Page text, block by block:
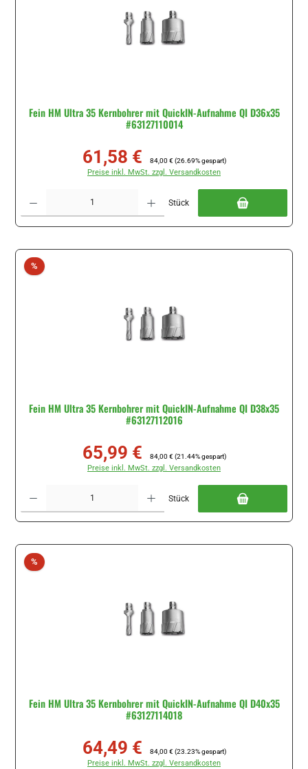
Fein HM Ultra 35 Kernbohrer mit QuickIN-Aufnahme QI D36x35
#63127110014
Verkaufspreis:
61,58 € Regulärer Preis:
84,00 € (26.69% gespart)
Preise inkl. MwSt. zzgl. Versandkosten
Stück
%Rabatt
Fein HM Ultra 35 Kernbohrer mit QuickIN-Aufnahme QI D38x35
#63127112016
Verkaufspreis:
65,99 € 84,00 € (21.44% gespart)
Preise inkl. MwSt. zzgl. Versandkosten
Stück
%Rabatt
Fein HM Ultra 35 Kernbohrer mit QuickIN-Aufnahme QI D40x35
#63127114018
Verkaufspreis:
64,49 € Regulärer Preis:
84,00 € (23.23% gespart)
Preise inkl. MwSt. zzgl. Versandkosten